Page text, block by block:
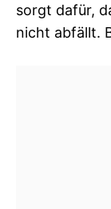
sorgt dafür,
nicht abfällt.